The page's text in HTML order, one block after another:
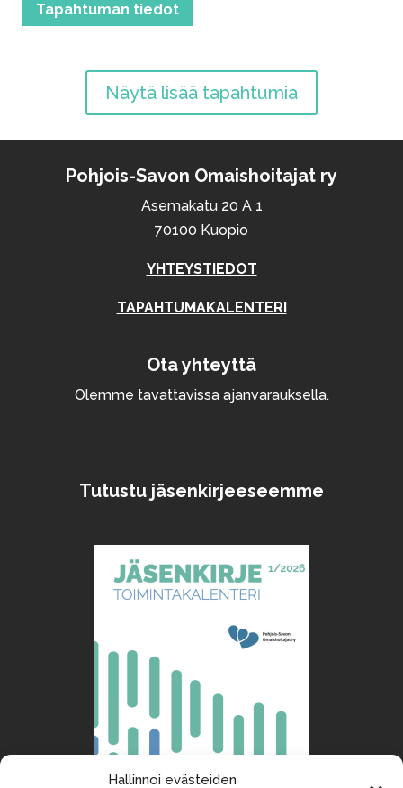
Hallinnoi evästeiden
Tapahtuman tiedot
Näytä lisää tapahtumia
Pohjois-Savon Omaishoitajat ry
Asemakatu 20 A 1
70100 Kuopio
YHTEYSTIEDOT
TAPAHTUMAKALENTERI
Ota yhteyttä
Olemme tavattavissa ajanvarauksella.
Tutustu jäsenkirjeeseemme